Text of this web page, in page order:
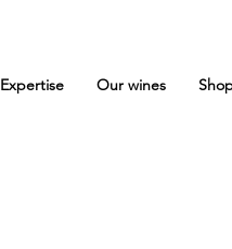
Expertise Our wines